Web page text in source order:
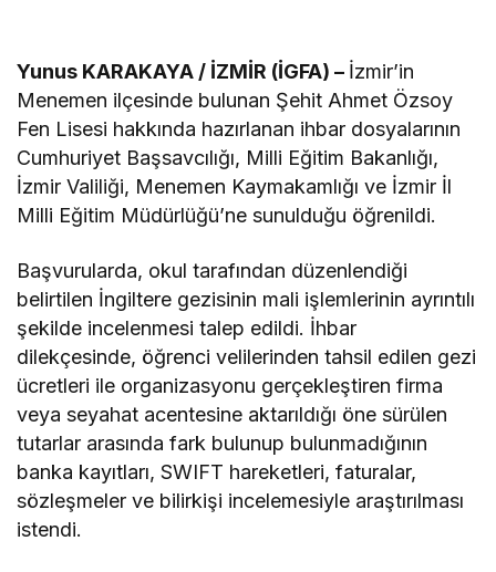
Yunus KARAKAYA / İZMİR (İGFA) – İzmir’in
Menemen ilçesinde bulunan Şehit Ahmet Özsoy
Fen Lisesi hakkında hazırlanan ihbar dosyalarının
Cumhuriyet Başsavcılığı, Milli Eğitim Bakanlığı,
İzmir Valiliği, Menemen Kaymakamlığı ve İzmir İl
Milli Eğitim Müdürlüğü’ne sunulduğu öğrenildi.
Başvurularda, okul tarafından düzenlendiği
belirtilen İngiltere gezisinin mali işlemlerinin ayrıntılı
şekilde incelenmesi talep edildi. İhbar
dilekçesinde, öğrenci velilerinden tahsil edilen gezi
ücretleri ile organizasyonu gerçekleştiren firma
veya seyahat acentesine aktarıldığı öne sürülen
tutarlar arasında fark bulunup bulunmadığının
banka kayıtları, SWIFT hareketleri, faturalar,
sözleşmeler ve bilirkişi incelemesiyle araştırılması
istendi.